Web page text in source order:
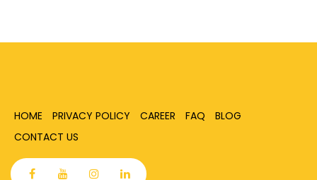
HOME PRIVACY POLICY CAREER FAQ
BLOG
CONTACT US